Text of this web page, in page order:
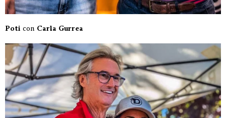
Poti con Carla Gurrea